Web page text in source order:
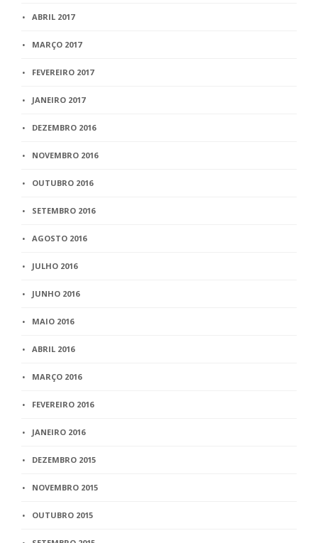
ABRIL 2017
MARÇO 2017
FEVEREIRO 2017
JANEIRO 2017
DEZEMBRO 2016
NOVEMBRO 2016
OUTUBRO 2016
SETEMBRO 2016
AGOSTO 2016
JULHO 2016
JUNHO 2016
MAIO 2016
ABRIL 2016
MARÇO 2016
FEVEREIRO 2016
JANEIRO 2016
DEZEMBRO 2015
NOVEMBRO 2015
OUTUBRO 2015